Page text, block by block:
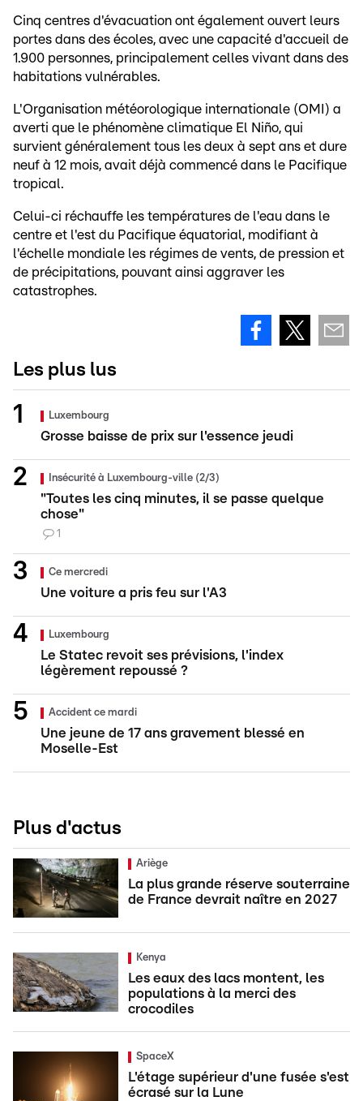
Cinq centres d'évacuation ont également ouvert leurs
portes dans des écoles, avec une capacité d'accueil de
1.900 personnes, principalement celles vivant dans des
habitations vulnérables.
L'Organisation météorologique internationale (OMI) a
averti que le phénomène climatique El Niño, qui
survient généralement tous les deux à sept ans et dure
neuf à 12 mois, avait déjà commencé dans le Pacifique
tropical.
Celui-ci réchauffe les températures de l'eau dans le
centre et l'est du Pacifique équatorial, modifiant à
l'échelle mondiale les régimes de vents, de pression et
de précipitations, pouvant ainsi aggraver les
catastrophes.
Les plus lus
Luxembourg
Grosse baisse de prix sur l'essence jeudi
Insécurité à Luxembourg-ville (2/3)
"Toutes les cinq minutes, il se passe quelque
chose"
1
Ce mercredi
Une voiture a pris feu sur l'A3
Luxembourg
Le Statec revoit ses prévisions, l'index
légèrement repoussé ?
Accident ce mardi
Une jeune de 17 ans gravement blessé en
Moselle-Est
Plus d'actus
Ariège
La plus grande réserve souterraine
de France devrait naître en 2027
Kenya
Les eaux des lacs montent, les
populations à la merci des
crocodiles
SpaceX
L'étage supérieur d'une fusée s'est
écrasé sur la Lune